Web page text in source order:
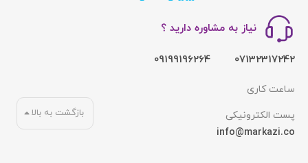
نیاز به مشاوره دارید ؟
07132317242
09199196264
ساعت کاری
پست الکترونیکی
info@markazi.co
بازگشت به بالا